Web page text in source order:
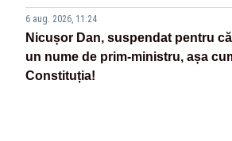
6 aug. 2026, 11:24
Nicușor Dan, suspendat pentru
un nume de prim-ministru, așa
Constituția!